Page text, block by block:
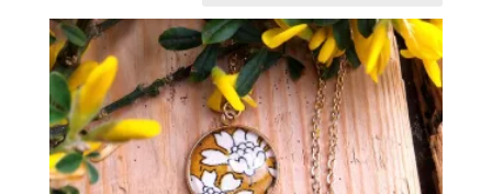
plus
récent
au
plus
ancien